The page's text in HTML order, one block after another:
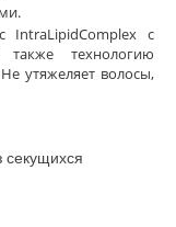
IntraLipidComplex с
технологию
утяжеляет волосы,
секущихся